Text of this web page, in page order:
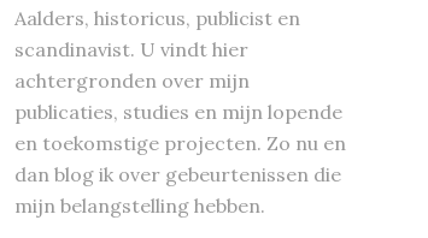
Aalders, historicus, publicist en
scandinavist. U vindt hier
achtergronden over mijn
publicaties, studies en mijn lopende
en toekomstige projecten. Zo nu en
dan blog ik over gebeurtenissen die
mijn belangstelling hebben.